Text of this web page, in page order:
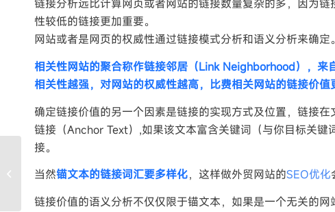
链接分析远比计算网页或者网站的链接数量复杂的多，因为
性较低的链接更加重要。
网站或者是网页的权威性通过链接模式分析和语义分析来确定。
相关性网站的聚合称作链接邻居（Link Neighborhood），
相关性越强，对网站的权威性越高，比费相关网站的链接价值
确定链接价值的另一个因素是链接的实现方式及位置，链接
链接（Anchor Text）,如果该文本富含关键词（与你目标关
接。
当然锚文本的链接词汇要多样化，这样做外贸网站的SEO优化
链接价值的语义分析不仅仅限于锚文本，如果是一个无关的
域名注册建议及选择注
意事项有哪些？